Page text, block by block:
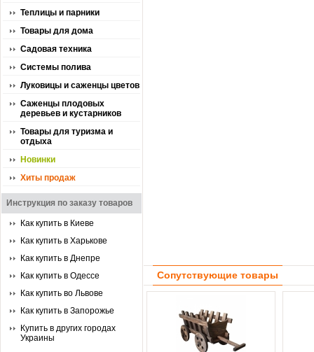
Теплицы и парники
Товары для дома
Садовая техника
Системы полива
Луковицы и саженцы цветов
Саженцы плодовых
деревьев и кустарников
Товары для туризма и
отдыха
Новинки
Хиты продаж
Инструкция по заказу товаров
Как купить в Киеве
Как купить в Харькове
Как купить в Днепре
Как купить в Одессе
Как купить во Львове
Как купить в Запорожье
Купить в других городах
Украины
Сопутствующие товары